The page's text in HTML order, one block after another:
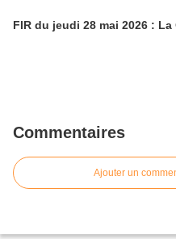
FIR du jeudi 28 mai 2026 :
Commentaires
Ajouter un